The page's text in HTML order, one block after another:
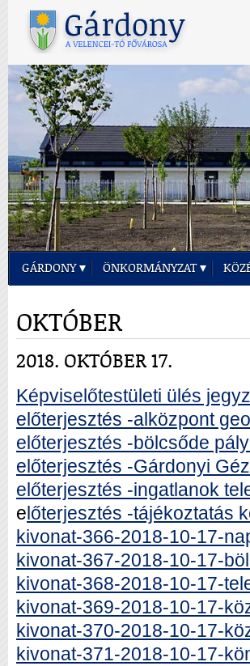
GÁRDONY ÖNKORMÁNYZAT
OKTÓBER
2018. OKTÓBER 17.
Képviselőtestületi ülés
előterjesztés -alközpont
előterjesztés -bölcsőde
előterjesztés -Gárdonyi
előterjesztés -ingatlanok
e lőterjesztés -tájékoztatás
kivonat-366-2018-10-17-
kivonat-367-2018-10-17-
kivonat-368-2018-10-17-
kivonat-369-2018-10-17-
kivonat-370-2018-10-17-
kivonat-371-2018-10-17-